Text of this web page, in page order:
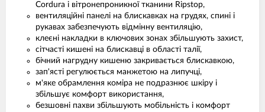
Cordura і вітронепроникної тканини Ripstop,
вентиляційні панелі на блискавках на грудях, спині і
рукавах забезпечують відмінну вентиляцію,
клеєні накладки в ключових зонах збільшують захист,
сітчасті кишені на блискавці в області талії,
бічний нагрудну кишеню закривається блискавкою,
зап'ясті регулюється манжетою на липучці,
м'яке обрамлення коміра не подразнює шкіру і
збільшує комфорт використання,
безшовні пахви збільшують мобільність і комфорт